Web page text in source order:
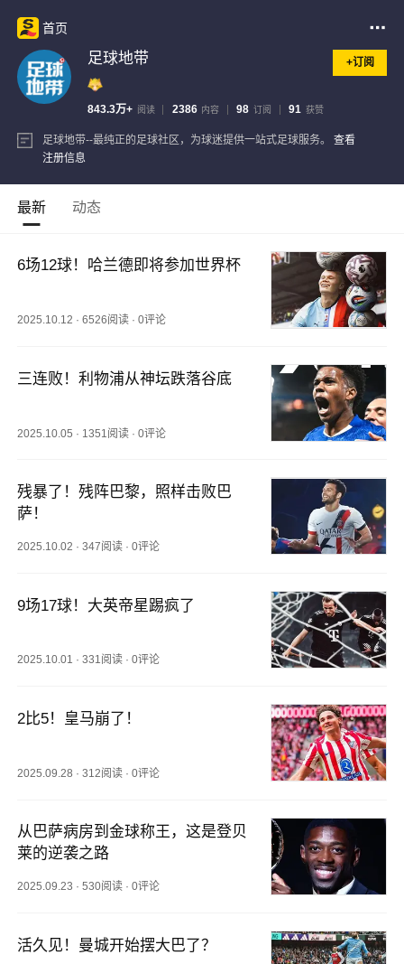
首页
足球地带 +订阅
843.3万+ 阅读 2386 内容 98 订阅 91 获赞
足球地带--最纯正的足球社区，为球迷提供一站式足球服务。
查看
注册信息
最新 动态
6场12球！哈兰德即将参加世界杯
2025.10.12 ·6526阅读 ·0评论
三连败！利物浦从神坛跌落谷底
2025.10.05 · 1351阅读 ·0评论
残暴了！残阵巴黎，照样击败巴
萨！
2025.10.02 ·347阅读 ·0评论
9场17球！大英帝星踢疯了
2025.10.01 ·331阅读 ·0评论
2比5！皇马崩了！
2025.09.28 ·312阅读 ·0评论
从巴萨病房到金球称王，这是登贝
莱的逆袭之路
2025.09.23 ·530阅读 ·0评论
活久见！曼城开始摆大巴了？